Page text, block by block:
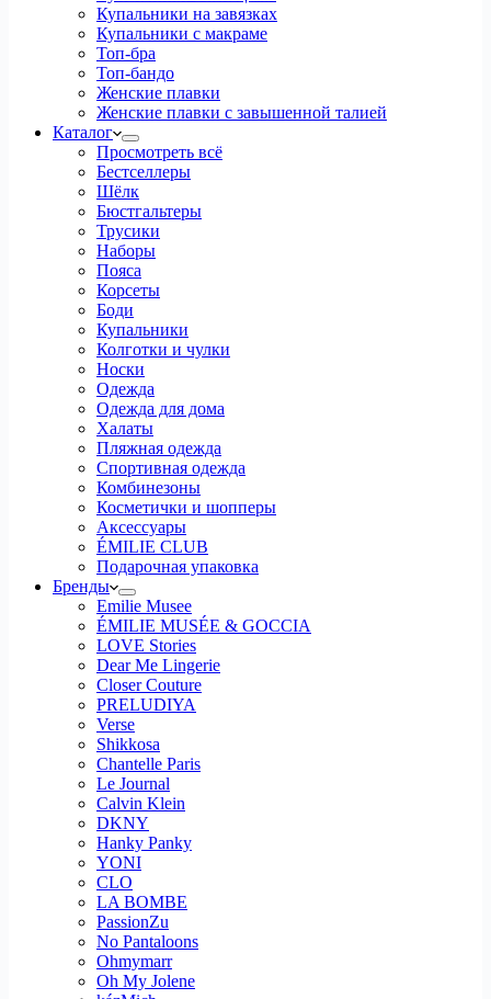
Купальники на завязках
Купальники с макраме
Топ-бра
Топ-бандо
Женские плавки
Женские плавки с завышенной талией
Каталог
Просмотреть всё
Бестселлеры
Шёлк
Бюстгальтеры
Трусики
Наборы
Пояса
Корсеты
Боди
Купальники
Колготки и чулки
Носки
Одежда
Одежда для дома
Халаты
Пляжная одежда
Спортивная одежда
Комбинезоны
Косметички и шопперы
Аксессуары
ÉMILIE CLUB
Подарочная упаковка
Бренды
Emilie Musee
ÉMILIE MUSÉE & GOCCIA
LOVE Stories
Dear Me Lingerie
Closer Couture
PRELUDIYA
Verse
Shikkosa
Chantelle Paris
Le Journal
Calvin Klein
DKNY
Hanky Panky
YONI
CLO
LA BOMBE
PassionZu
No Pantaloons
Ohmymarr
Oh My Jolene